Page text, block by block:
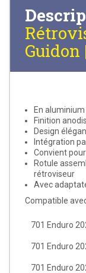
Guidon
En
Finition
Design
Intégration
Convient
Rotule
rétroviseur
Avec
Compatible
701 Enduro
701 Enduro
701 Enduro